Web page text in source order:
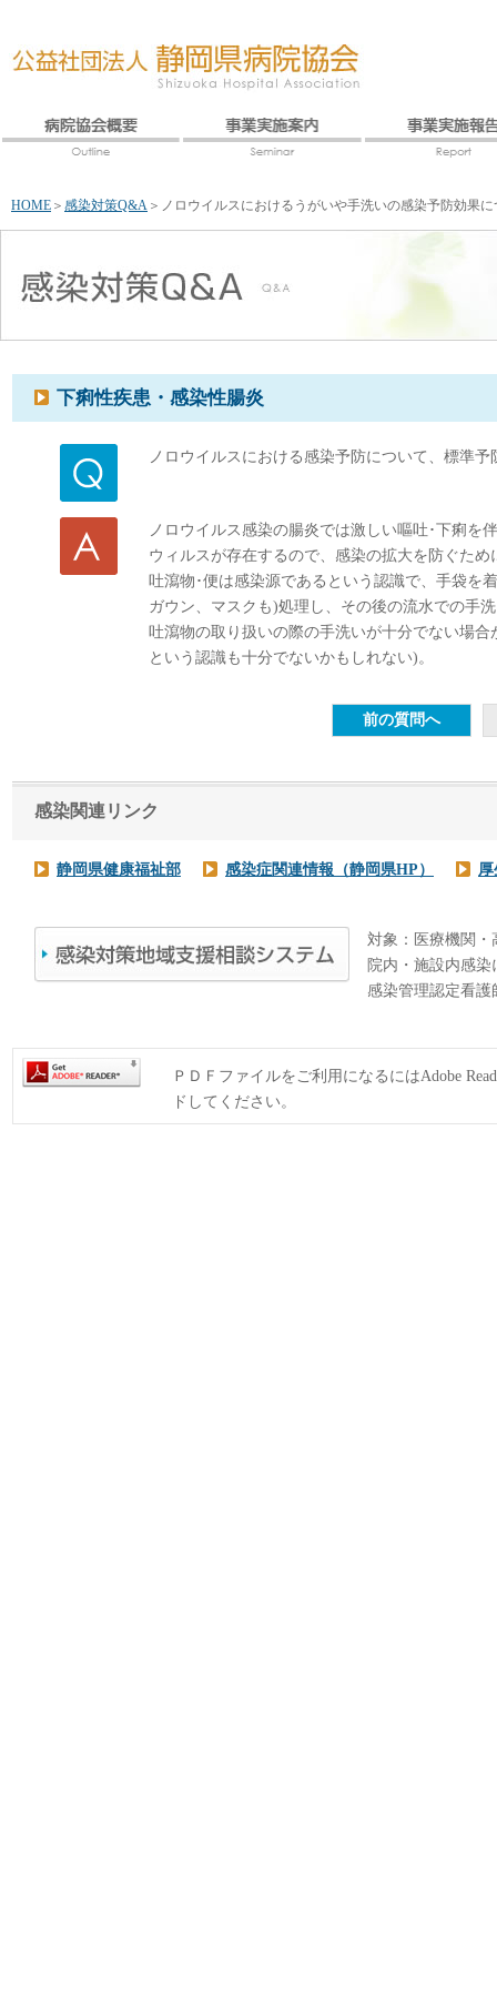
HOME ＞ 感染対策Q&A ＞ ノロウイルスにおけるうがいや手洗いの感染予防効果に
下痢性疾患・感染性腸炎
ノロウイルスにおける感染予防について、標準
ノロウイルス感染の腸炎では激しい嘔吐･下痢を
ウィルスが存在するので、感染の拡大を防ぐた
吐瀉物･便は感染源であるという認識で、手袋を
ガウン、マスクも)処理し、その後の流水での手
吐瀉物の取り扱いの際の手洗いが十分でない場
という認識も十分でないかもしれない)。
感染関連リンク
静岡県健康福祉部 感染症関連情報（静岡県HP）
対象：医療機関・
院内・施設内感
感染管理認定看
ＰＤＦファイルをご利用になるにはAdobe
ドしてください。